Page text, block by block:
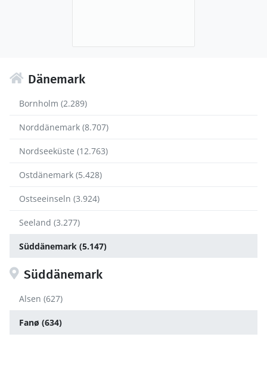
Dänemark
Bornholm (2.289)
Norddänemark (8.707)
Nordseeküste (12.763)
Ostdänemark (5.428)
Ostseeinseln (3.924)
Seeland (3.277)
Süddänemark (5.147)
Süddänemark
Alsen (627)
Fanø (634)